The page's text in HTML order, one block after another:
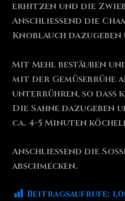
erhitzen und die
Anschließend die
Knoblauch
Mit Mehl bestäuben
mit der Gemüsebrühe
unterrühren, so dass
Die Sahne
ca. 4-5 Minuten
Anschließend die
abschmecken.
Beitragsaufrufe: